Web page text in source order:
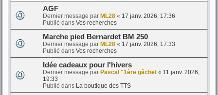
AGF
Dernier message par ML28 « 17 janv. 2026, 17:36
Publié dans Vos recherches
Marche pied Bernardet BM 250
Dernier message par ML28 « 17 janv. 2026, 17:33
Publié dans Vos recherches
Idée cadeaux pour l'hivers
Dernier message par Pascal "1ère gâchet « 11 janv. 2026,
19:33
Publié dans La boutique des TTS